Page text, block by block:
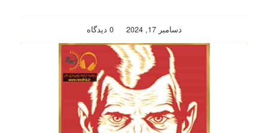
دسامبر 17, 2024 0 دیدگاه